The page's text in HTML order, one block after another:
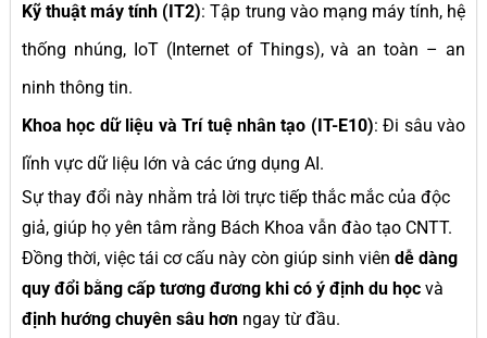
Kỹ thuật máy tính (IT2): Tập trung vào mạng máy tính, hệ
thống nhúng, IoT (Internet of Things), và an toàn – an
ninh thông tin.
Khoa học dữ liệu và Trí tuệ nhân tạo (IT-E10): Đi sâu vào
lĩnh vực dữ liệu lớn và các ứng dụng AI.
Sự thay đổi này nhằm trả lời trực tiếp thắc mắc của độc
giả, giúp họ yên tâm rằng Bách Khoa vẫn đào tạo CNTT.
Đồng thời, việc tái cơ cấu này còn giúp sinh viên dễ dàng
quy đổi bằng cấp tương đương khi có ý định du học và
định hướng chuyên sâu hơn ngay từ đầu.